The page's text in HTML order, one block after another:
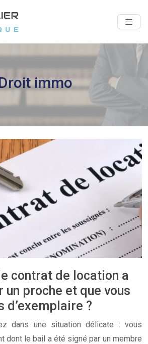
immo
contrat de location a
un proche et que vous
d’exemplaire ?
dans une situation délicate : vous
dont le bail a été signé par un membre